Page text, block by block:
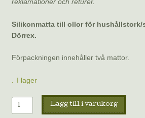
Silikonmatta till ollor för hushållstork/
Dörrex.
Förpackningen innehåller två mattor.
I lager
Silikonmatta
för
Lägg till i varukorg